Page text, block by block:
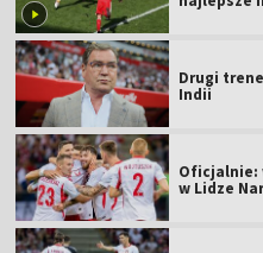
Drugi
Indii
Oficjalnie:
w Lidze